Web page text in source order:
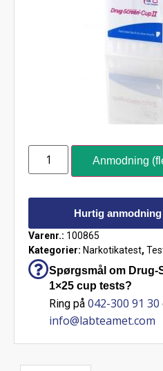
Anmodning
Hurtig
Varenr.: 100865
Kategorier: Narkotikatest,
Spørgsmål om Drug-
1×25 cup tests?
Ring på 042-300 91 30
info@labteamet.com